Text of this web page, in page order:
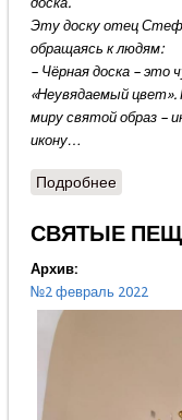
Эту доску отец
обращаясь к людям:
– Чёрная доска – это
«Неувядаемый цвет».
миру святой образ –
икону…
Подробнеео
СВЯТЫЕ
Архив:
№2 февраль 2022